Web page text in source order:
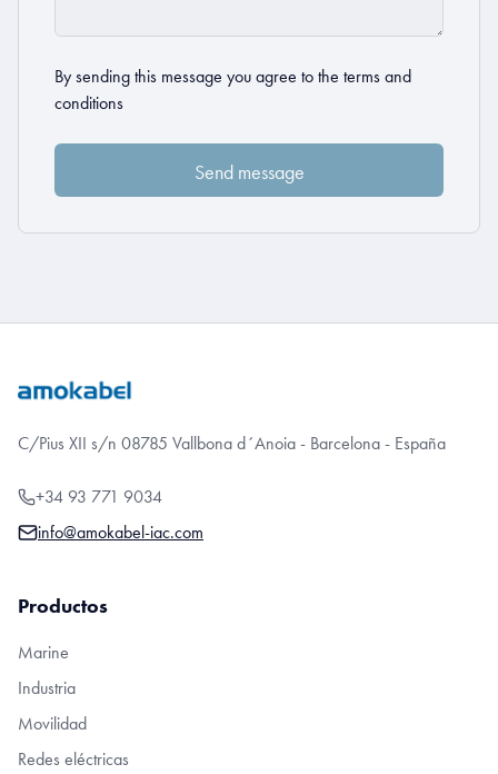
By sending this message you agree to the terms and
conditions
C/Pius XII s/n 08785 Vallbona d´Anoia - Barcelona - España
+34 93 771 9034
info@amokabel-iac.com
Productos
Marine
Industria
Movilidad
Redes eléctricas